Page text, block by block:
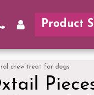
Product
chew treat for dogs